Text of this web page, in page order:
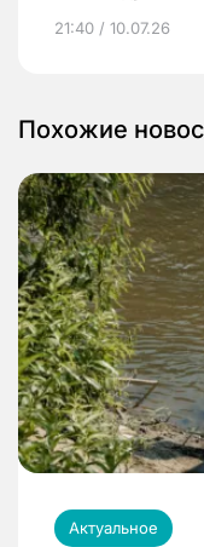
21:40 / 10.07.26
Похожие
Актуальное